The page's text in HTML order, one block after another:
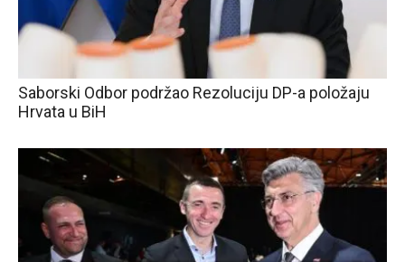
Saborski Odbor podržao Rezoluciju DP-a položaju
Hrvata u BiH